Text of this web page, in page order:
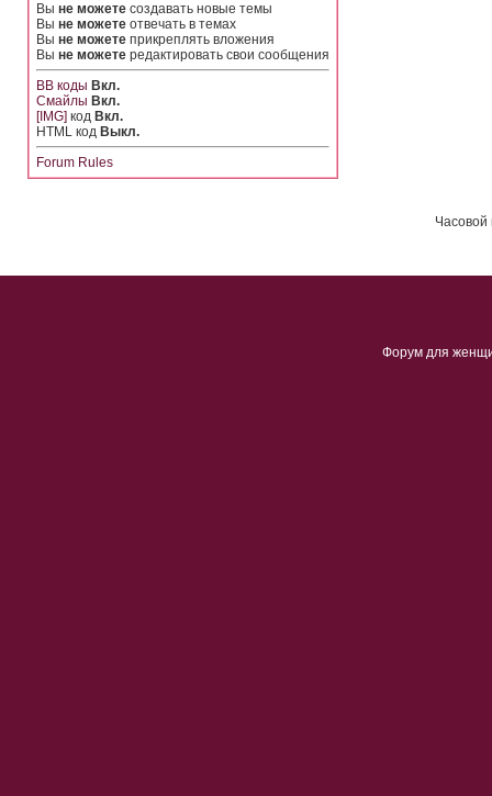
Вы не можете создавать новые темы
Вы не можете отвечать в темах
Вы не можете прикреплять вложения
Вы не можете редактировать свои сообщения
BB коды Вкл.
Смайлы Вкл.
[IMG] код Вкл.
HTML код Выкл.
Forum Rules
Часовой
Форум для